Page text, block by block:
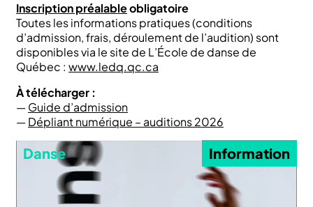
Inscription préalableobligatoire
Toutes les informations pratiques (conditions
d’admission, frais, déroulement de l’audition) sont
disponibles via le site de L’École de danse de
Québec : www.ledq.qc.ca
À télécharger :
—Guide d’admission
—Dépliant numérique – auditions 2026
Danse Information